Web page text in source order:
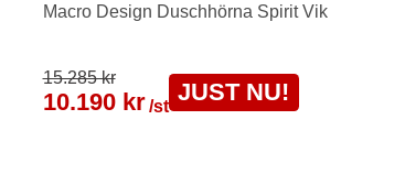
Macro Design Duschhörna Spirit Vik
15.285 kr
10.190 kr /st
JUST NU!